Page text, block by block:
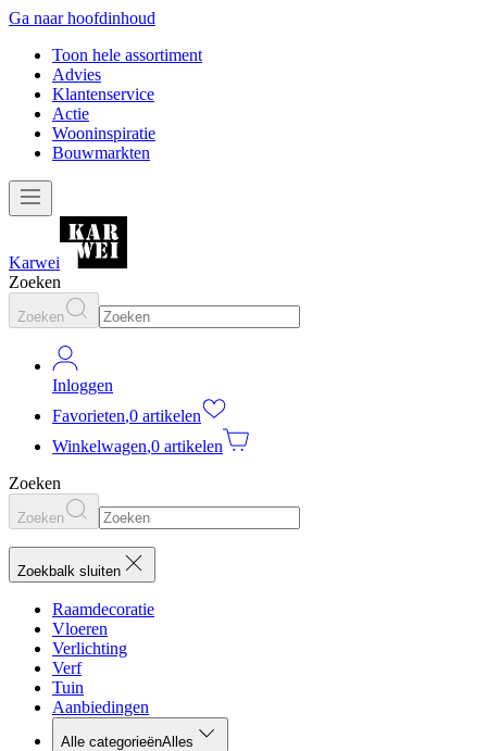
Ga naar hoofdinhoud
Toon hele assortiment
Advies
Klantenservice
Actie
Wooninspiratie
Bouwmarkten
Karwei
Zoeken
Zoeken
Inloggen
Favorieten,0 artikelen
Winkelwagen,0 artikelen
Zoeken
Zoeken
Zoekbalk sluiten
Raamdecoratie
Vloeren
Verlichting
Verf
Tuin
Aanbiedingen
Alle categorieënAlles